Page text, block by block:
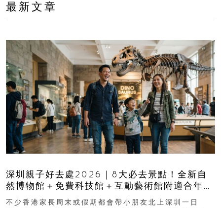
最新文章
深圳親子好去處2026｜8大必去景點！全新自
然博物館＋免費科技館＋互動藝術館附適合年
齡、交通、門票、開放時間
不少香港家長周末或假期都會帶小朋友北上深圳一日